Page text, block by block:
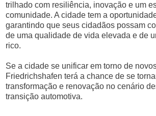
trilhado com resiliência, inovação e um
comunidade. A cidade tem a
garantindo que seus cidadãos possam
de uma qualidade de vida elevada e de
rico.
Se a cidade se unificar em torno de
Friedrichshafen terá a chance de se
transformação e renovação no cenário
transição automotiva.